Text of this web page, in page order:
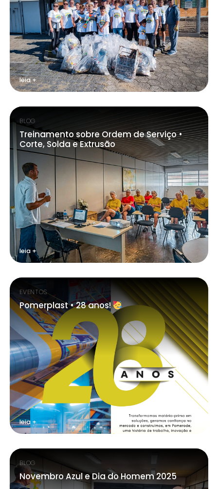
leia +
BLOG
Treinamento sobre Ordem de Serviço •
Corte, Solda e Extrusão
leia +
EVENTOS
Pomerplast • 28 anos!
leia +
BLOG
Novembro Azul e Dia do Homem 2025